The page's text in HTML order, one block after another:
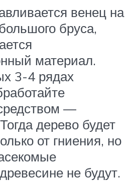
венец на
бруса,
материал.
3-4 рядах
—
дерево будет
от гниения, но
не будут.